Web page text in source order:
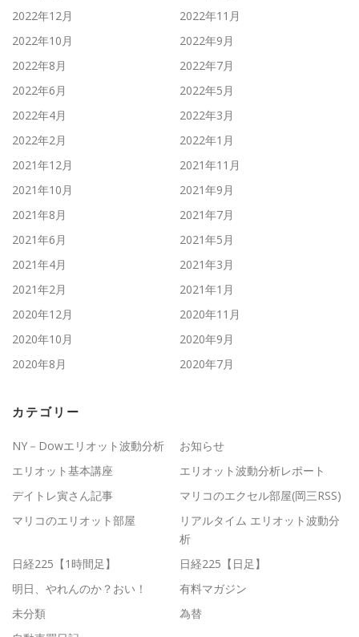
2022年12月
2022年11月
2022年10月
2022年9月
2022年8月
2022年7月
2022年6月
2022年5月
2022年4月
2022年3月
2022年2月
2022年1月
2021年12月
2021年11月
2021年10月
2021年9月
2021年8月
2021年7月
2021年6月
2021年5月
2021年4月
2021年3月
2021年2月
2021年1月
2020年12月
2020年11月
2020年10月
2020年9月
2020年8月
2020年7月
カテゴリー
NY－Dowエリオット波動分析
お知らせ
エリオット基本講座
エリオット波動分析レポート
デイトレ寅さん記事
マリコのエクセル部屋(岡三RSS)
マリコのエリオット部屋
リアルタイム エリオット波動分
析
日経225【1時間足】
日経225【日足】
明日、やれんのか？おい！
有料マガジン
未分類
為替